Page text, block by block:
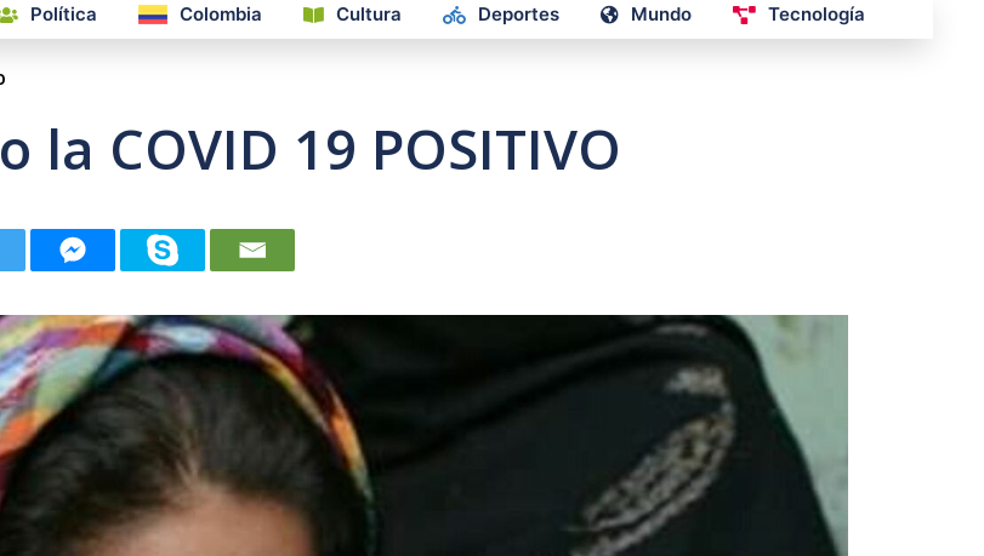
Política Colombia Cultura Deportes Mundo Tecnología
COVID 19 POSITIVO